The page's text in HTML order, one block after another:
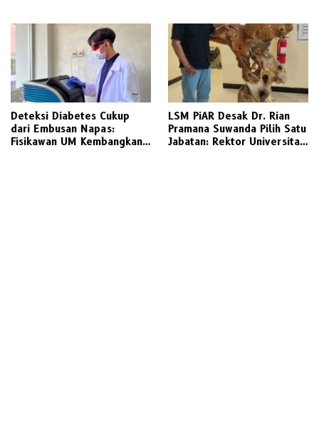
Deteksi Diabetes Cukup
dari Embusan Napas:
Fisikawan UM Kembangkan
LSM PiAR Desak Dr. Rian
Pramana Suwanda Pilih Satu
Jabatan: Rektor Universitas